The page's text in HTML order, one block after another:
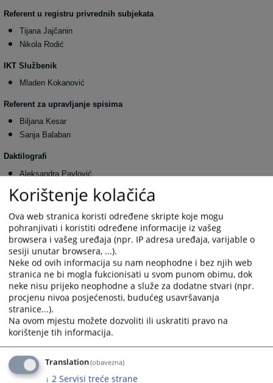
Referent u registru privrednih subjekata
Tijana Jajčanin
Nikola Rodić
IKT Službenik
Mladen Kokanović
Referent za upravljanje spisima
Biljana Kesar
Sanja Balaban
Daktilografi
Aleksandra Pavlović
Daria Petković
Vanja Uzelac
Aleksandra Tadić
Sudski izvršilac / vozač / dostavljač
Mihajlo Burić
Portir / telefonista
Nikola Ćulibrk
Radnik na održavanju čistoće
Vera Balić
Korištenje kolačića
Ova web stranica koristi određene skripte koje mogu
pohranjivati i koristiti određene informacije iz vašeg
browsera i vašeg uređaja (npr. IP adresa uređaja, varijable o
sesiji unutar browsera, ...).
Neke od ovih informacija su nam neophodne i bez njih web
stranica ne bi mogla fukcionisati u svom punom obimu, dok
neke nisu prijeko neophodne a služe za dodatne stvari (npr.
procjenu nivoa posjećenosti, budućeg usavršavanja
stranice...).
Na ovom mjestu možete dozvoliti ili uskratiti pravo na
korištenje tih informacija.
Translation(obavezna)
↓ 2 Servisi treće strane